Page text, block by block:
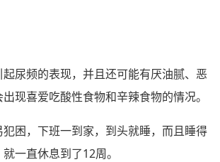
尿频的表现，并且还可能有厌油腻、恶
现喜爱吃酸性食物和辛辣食物的情况。
困，下班一到家，到头就睡，而且睡得
一直休息到了12周。